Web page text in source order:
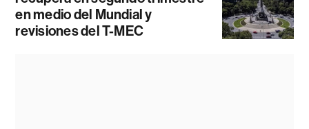
en medio del Mundial y
revisiones del T-MEC